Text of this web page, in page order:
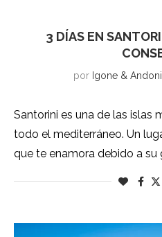
3 DÍAS EN
por Igone & Andoni
Santorini es una de las islas
todo el mediterráneo. Un
que te enamora debido a su